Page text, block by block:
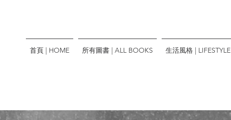
首頁 | HOME 所有圖書 | ALL BOOKS 生活風格 | LIFESTYLE